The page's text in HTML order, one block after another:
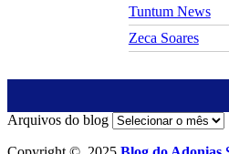
Tuntum News
Zeca Soares
Arquivos do blog